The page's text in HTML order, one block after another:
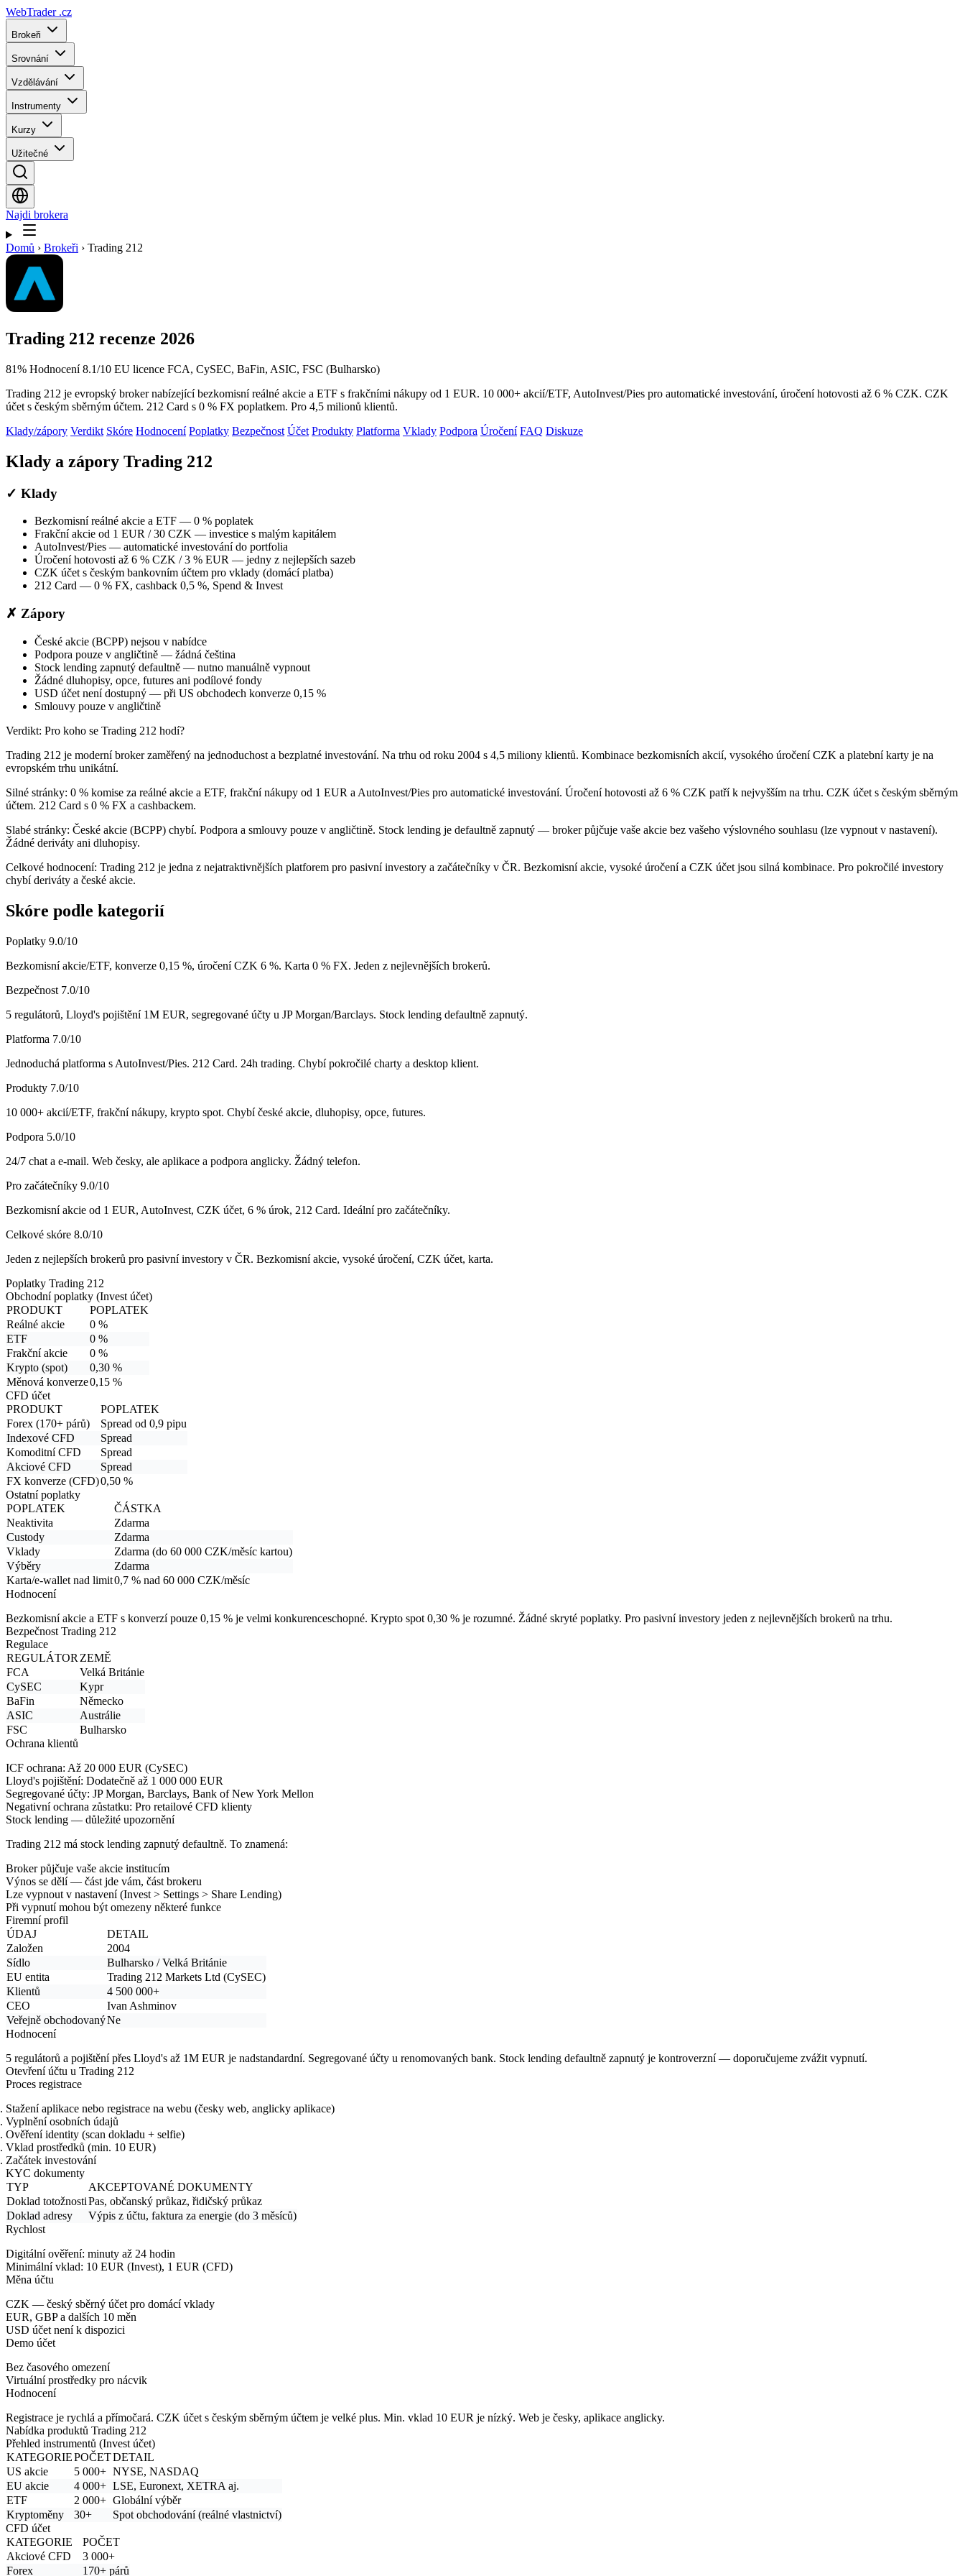
WebTrader .cz
Brokeři
Srovnání
Vzdělávání
Instrumenty
Kurzy
Užitečné
Najdi brokera
Domů › Brokeři › Trading 212
Trading 212 recenze 2026
81% Hodnocení 8.1/10 EU licence FCA, CySEC, BaFin, ASIC, FSC (Bulharsko)
Trading 212 je evropský broker nabízející bezkomisní reálné akcie a ETF s frakčními nákupy od 1 EUR. 10 000+ akcií/ETF, AutoInvest/Pies pro automatické investování, úročení hotovosti až 6 % CZK. CZK
účet s českým sběrným účtem. 212 Card s 0 % FX poplatkem. Pro 4,5 milionů klientů.
Klady/zápory Verdikt Skóre Hodnocení Poplatky Bezpečnost Účet Produkty Platforma Vklady Podpora Úročení FAQ Diskuze
Klady a zápory Trading 212
✓ Klady
Bezkomisní reálné akcie a ETF — 0 % poplatek
Frakční akcie od 1 EUR / 30 CZK — investice s malým kapitálem
AutoInvest/Pies — automatické investování do portfolia
Úročení hotovosti až 6 % CZK / 3 % EUR — jedny z nejlepších sazeb
CZK účet s českým bankovním účtem pro vklady (domácí platba)
212 Card — 0 % FX, cashback 0,5 %, Spend & Invest
✗ Zápory
České akcie (BCPP) nejsou v nabídce
Podpora pouze v angličtině — žádná čeština
Stock lending zapnutý defaultně — nutno manuálně vypnout
Žádné dluhopisy, opce, futures ani podílové fondy
USD účet není dostupný — při US obchodech konverze 0,15 %
Smlouvy pouze v angličtině
Verdikt: Pro koho se Trading 212 hodí?
Trading 212 je moderní broker zaměřený na jednoduchost a bezplatné investování. Na trhu od roku 2004 s 4,5 miliony klientů. Kombinace bezkomisních akcií, vysokého úročení CZK a platební karty je na
evropském trhu unikátní.
Silné stránky: 0 % komise za reálné akcie a ETF, frakční nákupy od 1 EUR a AutoInvest/Pies pro automatické investování. Úročení hotovosti až 6 % CZK patří k nejvyšším na trhu. CZK účet s českým sběrným
účtem. 212 Card s 0 % FX a cashbackem.
Slabé stránky: České akcie (BCPP) chybí. Podpora a smlouvy pouze v angličtině. Stock lending je defaultně zapnutý — broker půjčuje vaše akcie bez vašeho výslovného souhlasu (lze vypnout v nastavení).
Žádné deriváty ani dluhopisy.
Celkové hodnocení: Trading 212 je jedna z nejatraktivnějších platforem pro pasivní investory a začátečníky v ČR. Bezkomisní akcie, vysoké úročení a CZK účet jsou silná kombinace. Pro pokročilé investory
chybí deriváty a české akcie.
Skóre podle kategorií
Poplatky 9.0/10
Bezkomisní akcie/ETF, konverze 0,15 %, úročení CZK 6 %. Karta 0 % FX. Jeden z nejlevnějších brokerů.
Bezpečnost 7.0/10
5 regulátorů, Lloyd's pojištění 1M EUR, segregované účty u JP Morgan/Barclays. Stock lending defaultně zapnutý.
Platforma 7.0/10
Jednoduchá platforma s AutoInvest/Pies. 212 Card. 24h trading. Chybí pokročilé charty a desktop klient.
Produkty 7.0/10
10 000+ akcií/ETF, frakční nákupy, krypto spot. Chybí české akcie, dluhopisy, opce, futures.
Podpora 5.0/10
24/7 chat a e-mail. Web česky, ale aplikace a podpora anglicky. Žádný telefon.
Pro začátečníky 9.0/10
Bezkomisní akcie od 1 EUR, AutoInvest, CZK účet, 6 % úrok, 212 Card. Ideální pro začátečníky.
Celkové skóre 8.0/10
Jeden z nejlepších brokerů pro pasivní investory v ČR. Bezkomisní akcie, vysoké úročení, CZK účet, karta.
Poplatky Trading 212
Obchodní poplatky (Invest účet)
PRODUKT
POPLATEK
Reálné akcie
0 %
ETF
0 %
Frakční akcie
0 %
Krypto (spot)
0,30 %
Měnová konverze0,15 %
CFD účet
PRODUKT
POPLATEK
Forex (170+ párů)
Spread od 0,9 pipu
Indexové CFD
Spread
Komoditní CFD
Spread
Akciové CFD
Spread
FX konverze (CFD)0,50 %
Ostatní poplatky
POPLATEK
ČÁSTKA
Neaktivita
Zdarma
Custody
Zdarma
Vklady
Zdarma (do 60 000 CZK/měsíc kartou)
Výběry
Zdarma
Karta/e-wallet nad limit0,7 % nad 60 000 CZK/měsíc
Hodnocení
Bezkomisní akcie a ETF s konverzí pouze 0,15 % je velmi konkurenceschopné. Krypto spot 0,30 % je rozumné. Žádné skryté poplatky. Pro pasivní investory jeden z nejlevnějších brokerů na trhu.
Bezpečnost Trading 212
Regulace
REGULÁTOR ZEMĚ
FCA
Velká Británie
CySEC
Kypr
BaFin
Německo
ASIC
Austrálie
FSC
Bulharsko
Ochrana klientů
ICF ochrana: Až 20 000 EUR (CySEC)
Lloyd's pojištění: Dodatečně až 1 000 000 EUR
Segregované účty: JP Morgan, Barclays, Bank of New York Mellon
Negativní ochrana zůstatku: Pro retailové CFD klienty
Stock lending — důležité upozornění
Trading 212 má stock lending zapnutý defaultně. To znamená:
Broker půjčuje vaše akcie institucím
Výnos se dělí — část jde vám, část brokeru
Lze vypnout v nastavení(Invest > Settings > Share Lending)
Při vypnutí mohou být omezeny některé funkce
Firemní profil
ÚDAJ
DETAIL
Založen
2004
Sídlo
Bulharsko / Velká Británie
EU entita
Trading 212 Markets Ltd (CySEC)
Klientů
4 500 000+
CEO
Ivan Ashminov
Veřejně obchodovanýNe
Hodnocení
5 regulátorů a pojištění přes Lloyd's až 1M EUR je nadstandardní. Segregované účty u renomovaných bank. Stock lending defaultně zapnutý je kontroverzní — doporučujeme zvážit vypnutí.
Otevření účtu u Trading 212
Proces registrace
Stažení aplikace nebo registrace na webu (česky web, anglicky aplikace)
Vyplnění osobních údajů
Ověření identity (scan dokladu + selfie)
Vklad prostředků (min. 10 EUR)
Začátek investování
KYC dokumenty
TYP
AKCEPTOVANÉ DOKUMENTY
Doklad totožnostiPas, občanský průkaz, řidičský průkaz
Doklad adresy
Výpis z účtu, faktura za energie (do 3 měsíců)
Rychlost
Digitální ověření: minuty až 24 hodin
Minimální vklad: 10 EUR (Invest), 1 EUR (CFD)
Měna účtu
CZK — český sběrný účet pro domácí vklady
EUR, GBP a dalších 10 měn
USD účet není k dispozici
Demo účet
Bez časového omezení
Virtuální prostředky pro nácvik
Hodnocení
Registrace je rychlá a přímočará. CZK účet s českým sběrným účtem je velké plus. Min. vklad 10 EUR je nízký. Web je česky, aplikace anglicky.
Nabídka produktů Trading 212
Přehled instrumentů (Invest účet)
KATEGORIEPOČETDETAIL
US akcie
5 000+ NYSE, NASDAQ
EU akcie
4 000+ LSE, Euronext, XETRA aj.
ETF
2 000+ Globální výběr
Kryptoměny
30+
Spot obchodování (reálné vlastnictví)
CFD účet
KATEGORIE
POČET
Akciové CFD
3 000+
Forex
170+ párů